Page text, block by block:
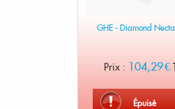
GHE - Diamond
Prix : 104,29 €
Épuisé